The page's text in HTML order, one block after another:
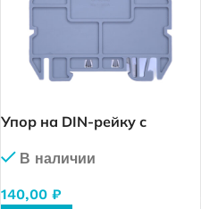
Упор на DIN-рейку с
опломбировки, (серый)
В наличии
140,00 ₽